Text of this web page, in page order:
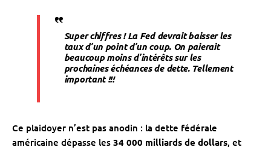
Super chiffres ! La Fed devrait baisser les
taux d’un point d’un coup. On paierait
beaucoup moins d’intérêts sur les
prochaines échéances de dette. Tellement
important !!!
Ce plaidoyer n’est pas anodin : la dette fédérale
américaine dépasse les 34 000 milliards de dollars, et